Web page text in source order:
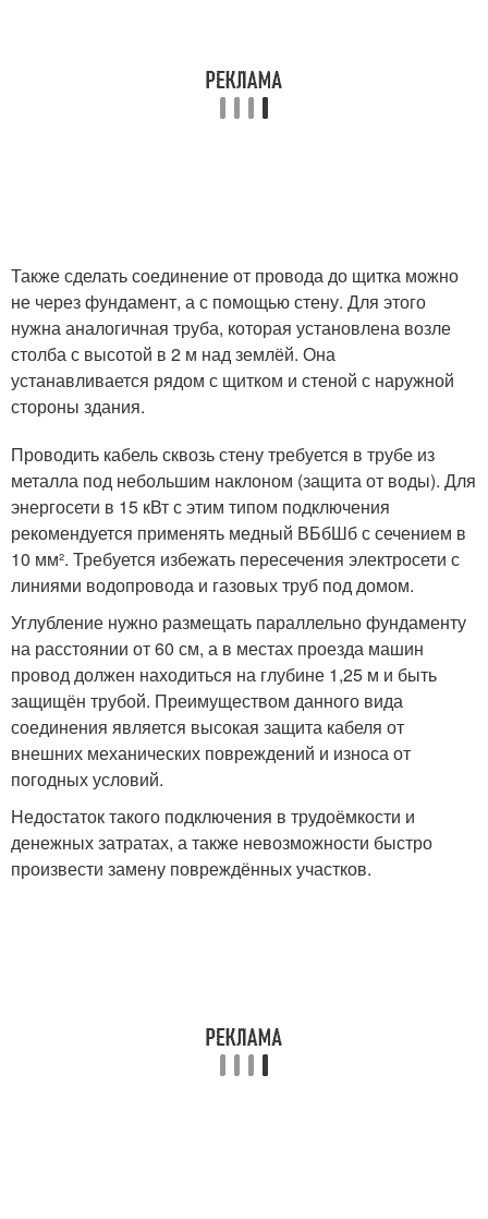
Также сделать соединение от провода до щитка можно
не через фундамент, а с помощью стену. Для этого
нужна аналогичная труба, которая установлена возле
столба с высотой в 2 м над землёй. Она
устанавливается рядом с щитком и стеной с наружной
стороны здания.
Проводить кабель сквозь стену требуется в трубе из
металла под небольшим наклоном (защита от воды). Для
энергосети в 15 кВт с этим типом подключения
рекомендуется применять медный ВБбШб с сечением в
10 мм². Требуется избежать пересечения электросети с
линиями водопровода и газовых труб под домом.
Углубление нужно размещать параллельно фундаменту
на расстоянии от 60 см, а в местах проезда машин
провод должен находиться на глубине 1,25 м и быть
защищён трубой. Преимуществом данного вида
соединения является высокая защита кабеля от
внешних механических повреждений и износа от
погодных условий.
Недостаток такого подключения в трудоёмкости и
денежных затратах, а также невозможности быстро
произвести замену повреждённых участков.